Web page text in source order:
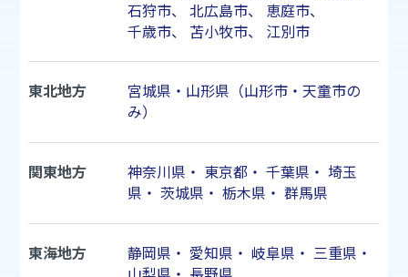
石狩市、 北広島市、 恵庭市、
千歳市、 苫小牧市、 江別市
東北地方
宮城県・山形県（山形市・天童市の
み）
関東地方 神奈川県 ・ 東京都・ 千葉県 ・ 埼玉
県 ・ 茨城県 ・ 栃木県 ・ 群馬県
東海地方 静岡県 ・ 愛知県 ・ 岐阜県 ・ 三重県 ・